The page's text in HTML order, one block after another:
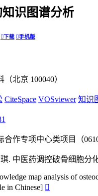
识图谱分析
下载 手机版
北京 100040）
CiteSpace VOSviewer 知识
作专项中心类项目（
. 中医药调控破骨细胞分
map analysis of
in Chinese] 